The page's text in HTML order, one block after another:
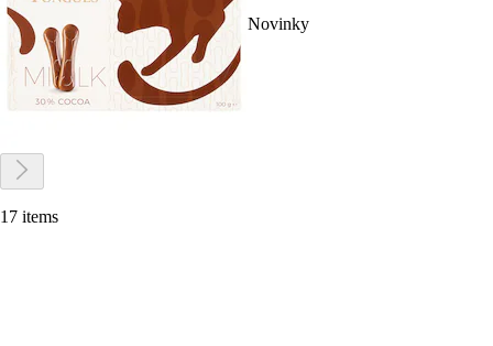
Novinky
17 items